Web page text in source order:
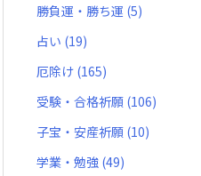
勝負運・勝ち運 (5)
占い (19)
厄除け (165)
受験・合格祈願 (106)
子宝・安産祈願 (10)
学業・勉強 (49)